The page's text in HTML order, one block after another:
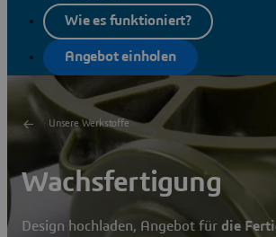
Wie es funktioniert?
Angebot einholen
Unsere Werkstoffe
Wachsfertigung
Design hochladen, Angebot für die